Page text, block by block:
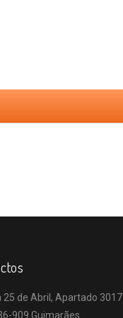
25 de Abril, Apartado 3017
909 Guimarães